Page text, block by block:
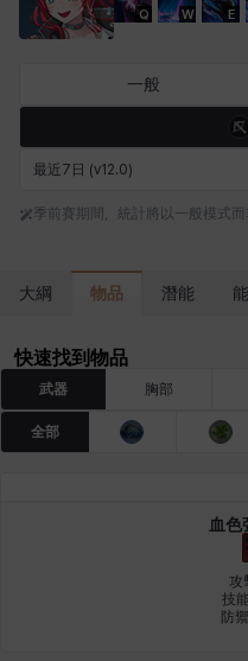
妮婭 妮琪 威廉
洛茲 海因茨 玹雨
秀凱
Q W E
一般
最近7日 (v12.0)
季前賽期間，統計將以一般模式而
大綱 物品 潛能
快速找到物品
武器 胸部
全部
血色
攻
技
防